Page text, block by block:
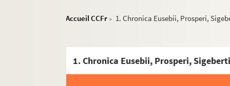
Accueil CCFr > 1. Chronica Eusebii, Prosperi,
1. Chronica Eusebii, Prosperi,